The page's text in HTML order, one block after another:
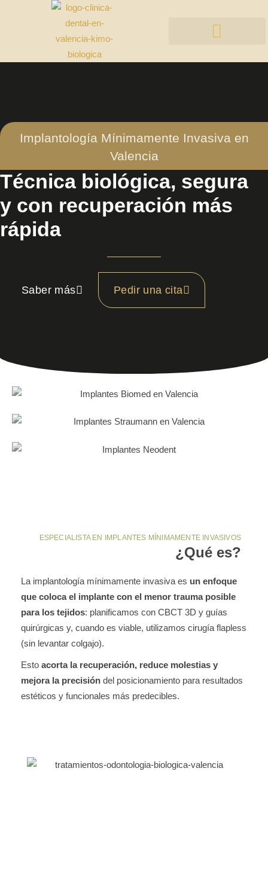
Implantología Mínimamente Invasiva en
Valencia
Técnica biológica, segura
y con recuperación más
rápida
Saber más Pedir una cita
ESPECIALISTA EN IMPLANTES MÍNIMAMENTE INVASIVOS
¿Qué es?
La implantología mínimamente invasiva es un enfoque
que coloca el implante con el menor trauma posible
para los tejidos: planificamos con CBCT 3D y guías
quirúrgicas y, cuando es viable, utilizamos cirugía flapless
(sin levantar colgajo).
Esto acorta la recuperación, reduce molestias y
mejora la precisión del posicionamiento para resultados
estéticos y funcionales más predecibles.